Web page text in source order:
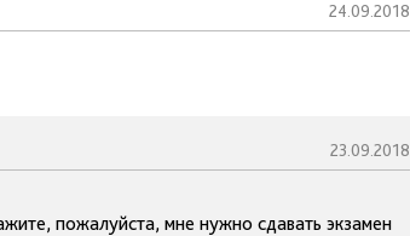
24.09.2018
23.09.2018
пожалуйста, мне нужно сдавать экзамен